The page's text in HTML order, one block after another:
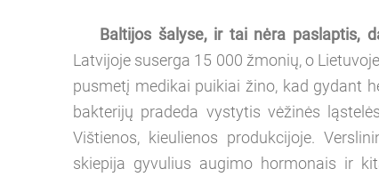
Baltijos šalyse, ir tai nėra paslaptis,
Latvijoje suserga 15 000 žmonių, o
pusmetį medikai puikiai žino, kad gydant
bakterijų pradeda vystytis vėžinės
Vištienos, kieulienos produkcijoje.
skiepija gyvulius augimo hormonais ir